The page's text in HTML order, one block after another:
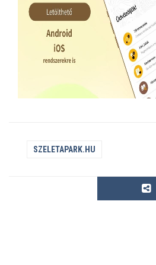
SZELETAPARK.HU